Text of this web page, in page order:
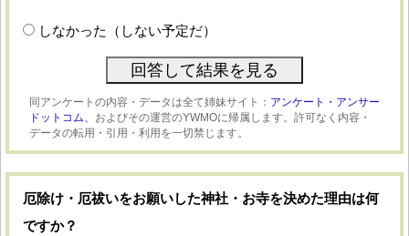
しなかった（しない予定だ）
同アンケートの内容・データは全て姉妹サイト： アンケート・アンサー
ドットコム、 およびその運営のYWMOに帰属します。許可なく内容・
データの転用・引用・利用を一切禁じます。
厄除け・厄祓いをお願いした神社・お寺を決めた理由は何
ですか？